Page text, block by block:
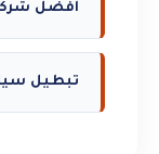
افضل
تبطيل